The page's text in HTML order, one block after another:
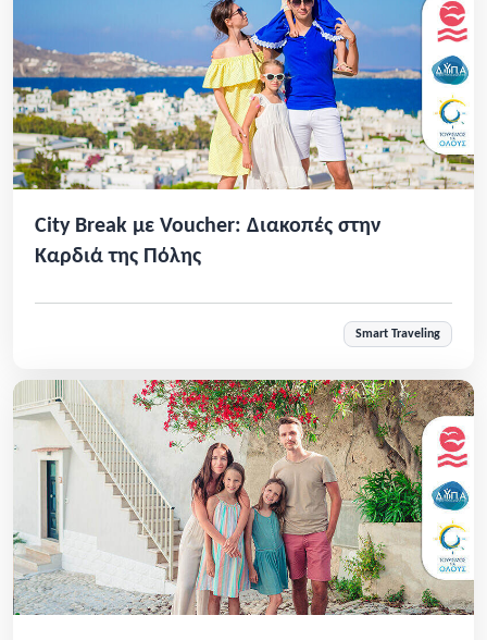
City Break με Voucher: Διακοπές στην
Καρδιά της Πόλης
Smart Traveling